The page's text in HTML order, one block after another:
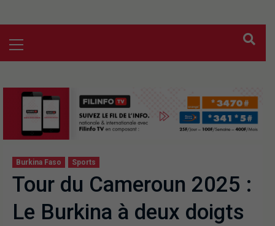
Burkina Faso Sports
Tour du Cameroun 2025 :
Le Burkina à deux doigts